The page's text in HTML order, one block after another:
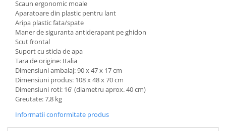
Scaun ergonomic moale
Aparatoare din plastic pentru lant
Aripa plastic fata/spate
Maner de siguranta antiderapant pe ghidon
Scut frontal
Suport cu sticla de apa
Tara de origine: Italia
Dimensiuni ambalaj: 90 x 47 x 17 cm
Dimensiuni produs: 108 x 48 x 70 cm
Dimensiuni roti: 16' (diametru aprox. 40 cm)
Greutate: 7,8 kg
Informatii conformitate produs